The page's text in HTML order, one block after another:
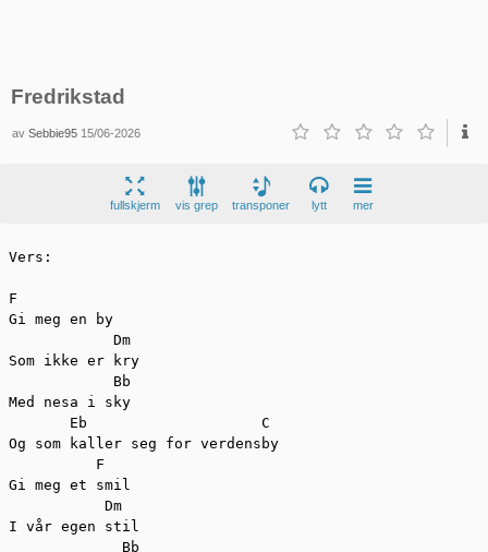
Fredrikstad
avSebbie95 15/06-2026
fullskjerm vis grep transponer lytt mer
Vers:
F
Gi meg en by
            Dm
Som ikke er kry
            Bb
Med nesa i sky
       Eb                    C
Og som kaller seg for verdensby
          F
Gi meg et smil
           Dm
I vår egen stil
             Bb